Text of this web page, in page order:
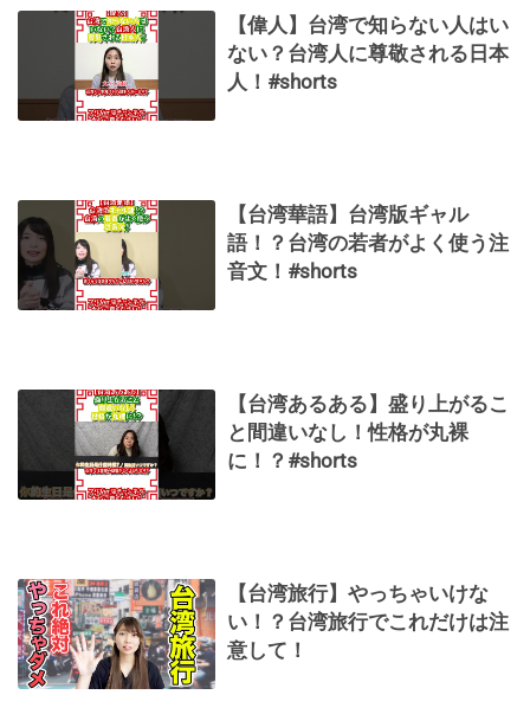
【偉人】台湾で知らない人はい
ない？台湾人に尊敬される日本
人！#shorts
【台湾華語】台湾版ギャル
語！？台湾の若者がよく使う注
音文！#shorts
【台湾あるある】盛り上がるこ
と間違いなし！性格が丸裸
に！？#shorts
【台湾旅行】やっちゃいけな
い！？台湾旅行でこれだけは注
意して！